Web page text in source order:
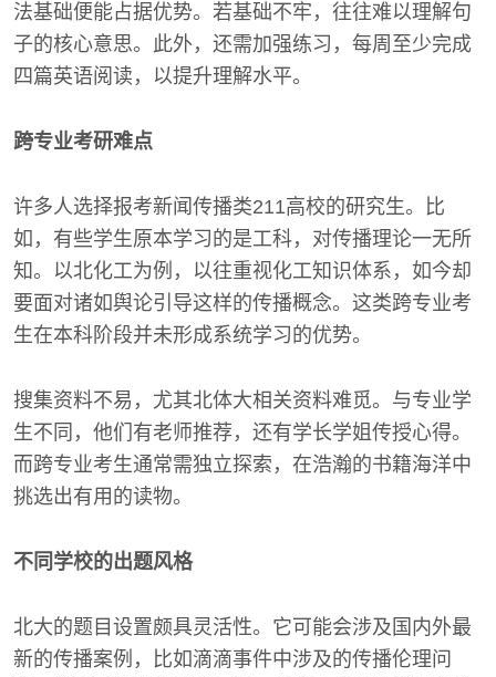
法基础便能占据优势。若基础不牢，往往难以理解句
子的核心意思。此外，还需加强练习，每周至少完成
四篇英语阅读，以提升理解水平。
跨专业考研难点
许多人选择报考新闻传播类211高校的研究生。比
如，有些学生原本学习的是工科，对传播理论一无所
知。以北化工为例，以往重视化工知识体系，如今却
要面对诸如舆论引导这样的传播概念。这类跨专业考
生在本科阶段并未形成系统学习的优势。
搜集资料不易，尤其北体大相关资料难觅。与专业学
生不同，他们有老师推荐，还有学长学姐传授心得。
而跨专业考生通常需独立探索，在浩瀚的书籍海洋中
挑选出有用的读物。
不同学校的出题风格
北大的题目设置颇具灵活性。它可能会涉及国内外最
新的传播案例，比如滴滴事件中涉及的传播伦理问